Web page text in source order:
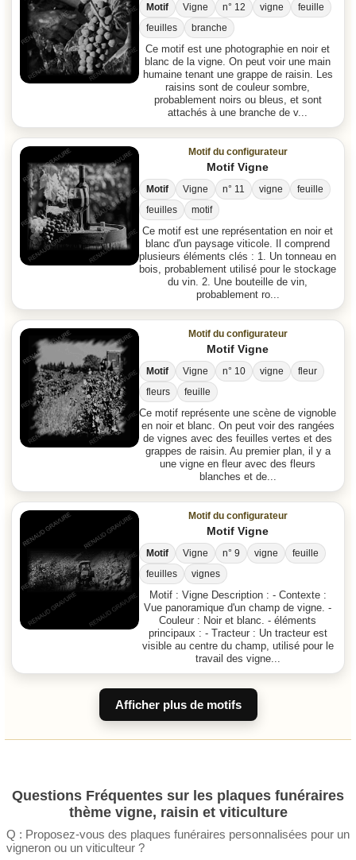
Motif Vigne n° 12 vigne
feuille
feuilles
branche
Ce motif est une photographie en noir et
blanc de la vigne. On peut voir une main
humaine tenant une grappe de raisin. Les
raisins sont de couleur sombre,
probablement noirs ou bleus, et sont
attachés à une branche de v...
Motif du configurateur
Motif Vigne
Motif Vigne n° 11 vigne
feuille
feuilles
motif
Ce motif est une représentation en noir et
blanc d'un paysage viticole. Il comprend
plusieurs éléments clés : 1. Un tonneau en
bois, probablement utilisé pour le stockage
du vin. 2. Une bouteille de vin,
probablement ro...
Motif du configurateur
Motif Vigne
Motif Vigne n° 10 vigne
fleur
fleurs
feuille
Ce motif représente une scène de vignoble
en noir et blanc. On peut voir des rangées
de vignes avec des feuilles vertes et des
grappes de raisin. Au premier plan, il y a
une vigne en fleur avec des fleurs
blanches et de...
Motif du configurateur
Motif Vigne
Motif Vigne n° 9 vigne
feuille
feuilles
vignes
Motif : Vigne Description : - Contexte :
Vue panoramique d'un champ de vigne. -
Couleur : Noir et blanc. - éléments
principaux : - Tracteur : Un tracteur est
visible au centre du champ, utilisé pour le
travail des vigne...
Afficher plus de motifs
Questions Fréquentes sur les plaques funéraires
thème vigne, raisin et viticulture
Q : Proposez-vous des plaques funéraires personnalisées pour un
vigneron ou un viticulteur ?